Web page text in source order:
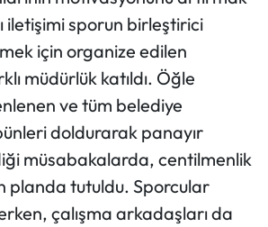
iletişimi sporun birleştirici
için organize edilen
müdürlük katıldı. Öğle
ve tüm belediye
doldurarak panayır
müsabakalarda, centilmenlik
planda tutuldu. Sporcular
çalışma arkadaşları da